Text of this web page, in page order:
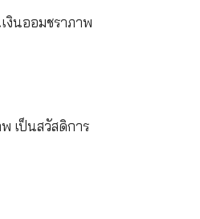
สมจากการทำงาน พูดง่ายๆ
บาท ถึงแม้ไม่ใช้สิทธิก็ไม่
ว่างตกงานหรือกำลังหางาน